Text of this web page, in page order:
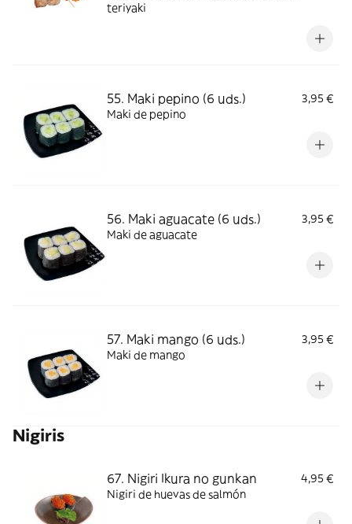
teriyaki
55. Maki pepino (6 uds.)
3,95 €
Maki de pepino
56. Maki aguacate (6 uds.)
3,95 €
Maki de aguacate
57. Maki mango (6 uds.)
3,95 €
Maki de mango
Nigiris
67. Nigiri Ikura no gunkan
4,95 €
Nigiri de huevas de salmón